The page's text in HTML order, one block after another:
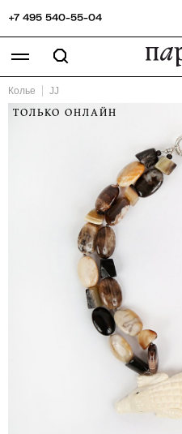
+7 495 540-55-04
Колье JJ
ТОЛЬКО ОНЛАЙН